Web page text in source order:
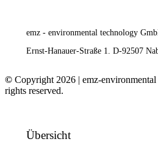
emz - environmental technology
Ernst-Hanauer-Straße 1. D-92507
© Copyright 2026 | emz-
rights reserved.
Übersicht